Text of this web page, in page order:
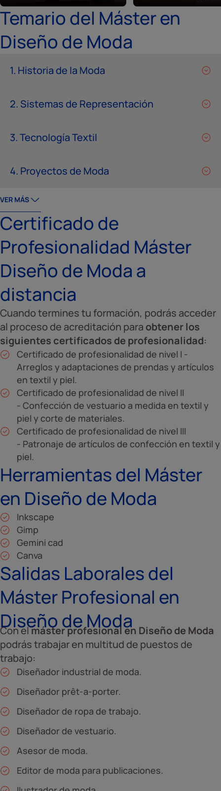
Temario del Máster en
Diseño de Moda
1. Historia de la Moda
2. Sistemas de Representación
3. Tecnología Textil
4. Proyectos de Moda
VER MÁS
Certificado de
Profesionalidad Máster
Diseño de Moda a
distancia
Cuando termines tu formación, podrás acceder
al proceso de acreditación para obtener los
siguientes certificados de profesionalidad:​
Certificado de profesionalidad de nivel I -
Arreglos y adaptaciones de prendas y artículos
en textil y piel.
Certificado de profesionalidad de nivel II
- Confección de vestuario a medida en textil y
piel y corte de materiales.
Certificado de profesionalidad de nivel III
- Patronaje de artículos de confección en textil y
piel.
Herramientas del Máster
en Diseño de Moda
Inkscape
Gimp
Gemini cad
Canva
Salidas Laborales del
Máster Profesional en
Diseño de Moda
Con elmáster profesional en Diseño de Moda
podrás trabajar en multitud de puestos de
trabajo:
Diseñador industrial de moda.
Diseñador prêt-a-porter.
Diseñador de ropa de trabajo.
Diseñador de vestuario.
Asesor de moda.
Editor de moda para publicaciones.